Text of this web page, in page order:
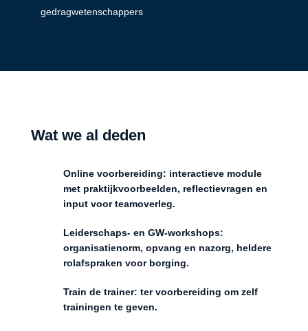
gedragwetenschappers
Wat we al deden
Online voorbereiding: interactieve module
met praktijkvoorbeelden, reflectievragen en
input voor teamoverleg.
Leiderschaps- en GW-workshops:
organisatienorm, opvang en nazorg, heldere
rolafspraken voor borging.
Train de trainer: ter voorbereiding om zelf
trainingen te geven.